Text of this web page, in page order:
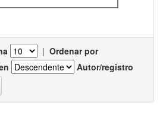
| Ordenar por
Autor/registro